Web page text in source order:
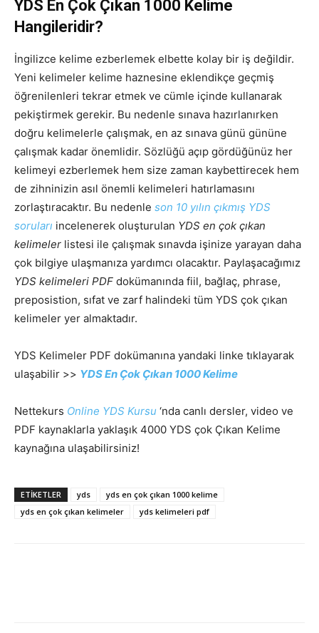
YDS En Çok Çıkan 1000 Kelime
Hangileridir?
İngilizce kelime ezberlemek elbette kolay bir iş değildir.
Yeni kelimeler kelime haznesine eklendikçe geçmiş
öğrenilenleri tekrar etmek ve cümle içinde kullanarak
pekiştirmek gerekir. Bu nedenle sınava hazırlanırken
doğru kelimelerle çalışmak, en az sınava günü gününe
çalışmak kadar önemlidir. Sözlüğü açıp gördüğünüz her
kelimeyi ezberlemek hem size zaman kaybettirecek hem
de zihninizin asıl önemli kelimeleri hatırlamasını
zorlaştıracaktır. Bu nedenle son 10 yılın çıkmış YDS
soruları incelenerek oluşturulan YDS en çok çıkan
kelimeler listesi ile çalışmak sınavda işinize yarayan daha
çok bilgiye ulaşmanıza yardımcı olacaktır. Paylaşacağımız
YDS kelimeleri PDF dokümanında fiil, bağlaç, phrase,
preposistion, sıfat ve zarf halindeki tüm YDS çok çıkan
kelimeler yer almaktadır.
YDS Kelimeler PDF dokümanına yandaki linke tıklayarak
ulaşabilir >> YDS En Çok Çıkan 1000 Kelime
Nettekurs Online YDS Kursu ‘nda canlı dersler, video ve
PDF kaynaklarla yaklaşık 4000 YDS çok Çıkan Kelime
kaynağına ulaşabilirsiniz!
ETIKETLER yds
yds en çok çıkan 1000 kelime
yds en çok çıkan kelimeler
yds kelimeleri pdf